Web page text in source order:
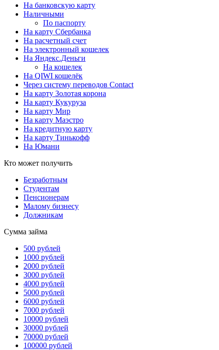
На банковскую карту
Наличными
По паспорту
На карту Сбербанка
На расчетный счет
На электронный кошелек
На Яндекс.Деньги
На кошелек
На QIWI кошелёк
Через систему переводов Contact
На карту Золотая корона
На карту Кукуруза
На карту Мир
На карту Маэстро
На кредитную карту
На карту Тинькофф
На Юмани
Кто может получить
Безработным
Студентам
Пенсионерам
Малому бизнесу
Должникам
Сумма займа
500 рублей
1000 рублей
2000 рублей
3000 рублей
4000 рублей
5000 рублей
6000 рублей
7000 рублей
10000 рублей
30000 рублей
70000 рублей
100000 рублей